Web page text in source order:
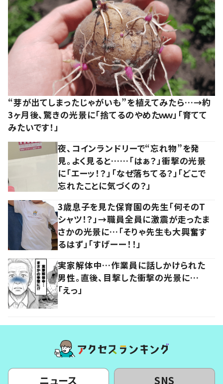
“芽が出てしまったじゃがいも”を植えてみたら…→約
3ヶ月後、驚きの光景に「捨てるのやめたｗｗ」「育てて
みたいです！」
夜、コインランドリーで“忘れ物”を発
見。よく見ると……「はぁ？」衝撃の光景
に「エーッ！？」「なぜ落ちてる？」「どこで
忘れたことに気づくの？」
3歳息子を見た保育園の先生「何そのT
シャツ！？」→職員全員に激震が走ったま
さかの光景に…「そりゃ先生も大興奮す
るはず」「すげーー！！」
実家解体中…作業員に話しかけられた
男性。直後、目撃した衝撃の光景に…
「えっ」
ニュース SNS